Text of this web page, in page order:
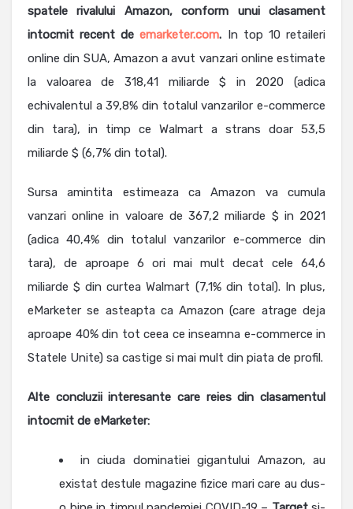
spatele rivalului Amazon, conform unui clasament
intocmit recent deemarketer.com. In top 10 retaileri
online din SUA, Amazon a avut vanzari online estimate
la valoarea de 318,41 miliarde $ in 2020 (adica
echivalentul a 39,8% din totalul vanzarilor e-commerce
din tara), in timp ce Walmart a strans doar 53,5
miliarde $ (6,7% din total).
Sursa amintita estimeaza ca Amazon va cumula
vanzari online in valoare de 367,2 miliarde $ in 2021
(adica 40,4% din totalul vanzarilor e-commerce din
tara), de aproape 6 ori mai mult decat cele 64,6
miliarde $ din curtea Walmart (7,1% din total). In plus,
eMarketer se asteapta ca Amazon (care atrage deja
aproape 40% din tot ceea ce inseamna e-commerce in
Statele Unite) sa castige si mai mult din piata de profil.
Alte concluzii interesante care reies din clasamentul
intocmit de eMarketer:
in ciuda dominatiei gigantului Amazon, au
existat destule magazine fizice mari care au dus-